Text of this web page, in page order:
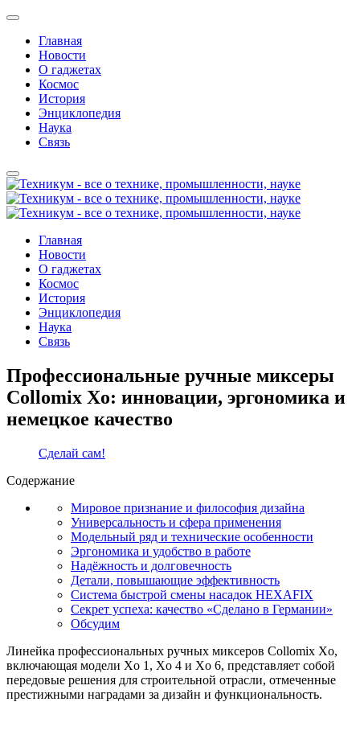
Главная
Новости
О гаджетах
Космос
История
Энциклопедия
Наука
Связь
Главная
Новости
О гаджетах
Космос
История
Энциклопедия
Наука
Связь
Профессиональные ручные миксеры
Collomix Xo: инновации, эргономика и
немецкое качество
Сделай сам!
Содержание
Мировое признание и философия дизайна
Универсальность и сфера применения
Модельный ряд и технические особенности
Эргономика и удобство в работе
Надёжность и долговечность
Детали, повышающие эффективность
Система быстрой смены насадок HEXAFIX
Секрет успеха: качество «Сделано в Германии»
Обсудим
Линейка профессиональных ручных миксеров Collomix Xo,
включающая модели Xo 1, Xo 4 и Xo 6, представляет собой
передовые решения для строительной отрасли, отмеченные
престижными наградами за дизайн и функциональность.